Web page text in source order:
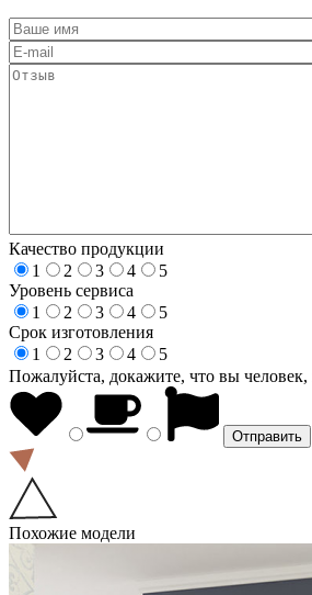
Качество продукции
1
2 3 4
5
Уровень сервиса
1
2 3 4
5
Срок изготовления
1
2 3 4
5
Пожалуйста, докажите, что вы человек,
Похожие модели